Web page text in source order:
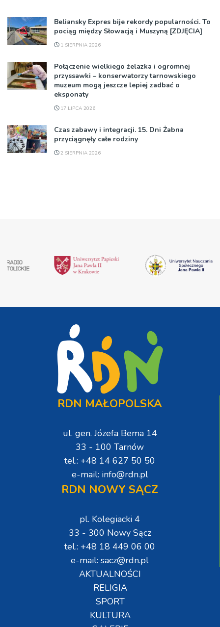
Beliansky Expres bije rekordy popularności. To
pociąg między Słowacją i Muszyną [ZDJĘCIA]
1 SIERPNIA 2026
Połączenie wielkiego żelazka i ogromnej
przyssawki – konserwatorzy tarnowskiego
muzeum mogą jeszcze lepiej zadbać o
eksponaty
17 LIPCA 2026
Czas zabawy i integracji. 15. Dni Żabna
przyciągnęły całe rodziny
2 SIERPNIA 2026
RDN MAŁOPOLSKA
ul. gen. Józefa Bema 14
33 - 100 Tarnów
tel.: +48 14 627 50 50
e-mail: info@rdn.pl
RDN NOWY SĄCZ
pl. Kolegiacki 4
33 - 300 Nowy Sącz
tel.: +48 18 449 06 00
e-mail: sacz@rdn.pl
AKTUALNOŚCI
RELIGIA
SPORT
KULTURA